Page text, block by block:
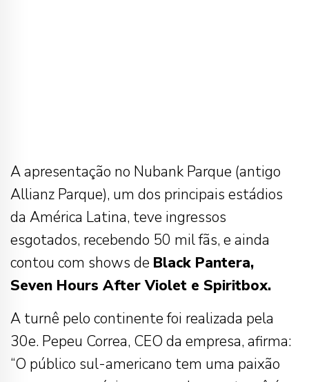
A apresentação no Nubank Parque (antigo
Allianz Parque), um dos principais estádios
da América Latina, teve ingressos
esgotados, recebendo 50 mil fãs, e ainda
contou com shows de Black Pantera,
Seven Hours After Violet e Spiritbox.
A turnê pelo continente foi realizada pela
30e. Pepeu Correa, CEO da empresa, afirma:
“O público sul-americano tem uma paixão